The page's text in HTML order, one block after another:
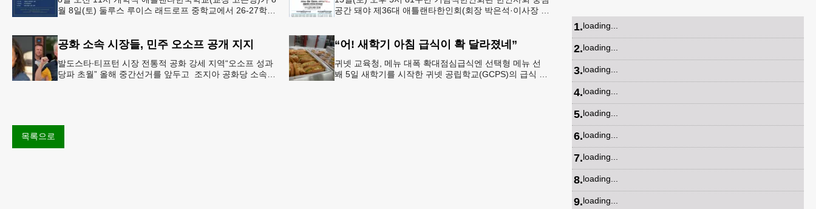
월 8일(토) 둘루스 루이스 래드로프 중학교에서 26-27학년
공간 돼야 제36대 애틀랜타한인회(회장 박은석·이사장 강
공화 소속 시장들, 민주 오소프 공개 지지
발도스타∙티프턴 시장 전통적 공화 강세 지역“오소프 성과
당파 초월” 올해 중간선거를 앞두고 조지아 공화당 소속
“어! 새학기 아침 급식이 확 달라졌네”
귀넷 교육청, 메뉴 대폭 확대점심급식엔 선택형 메뉴 선
봬 5일 새학기를 시작한 귀넷 공립학교(GCPS)의 급식 메
목록으로
1.loading...
2.loading...
3.loading...
4.loading...
5.loading...
6.loading...
7.loading...
8.loading...
9.loading...